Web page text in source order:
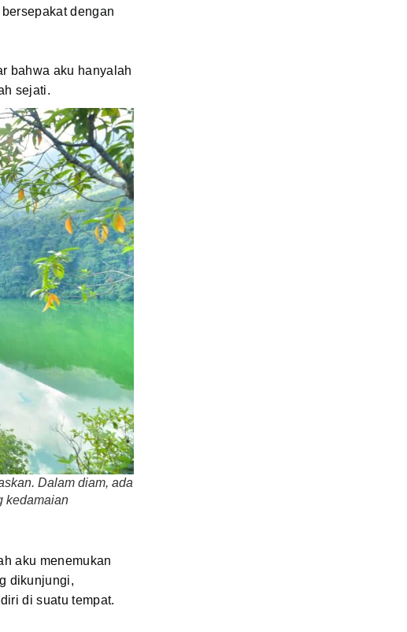
dengan
bahwa aku hanyalah
sejati.
Dalam diam, ada
kedamaian
aku menemukan
dikunjungi,
di suatu tempat.